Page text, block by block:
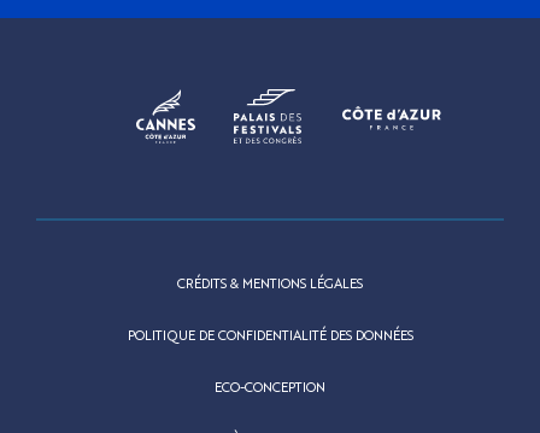
CRÉDITS & MENTIONS LÉGALES
POLITIQUE DE CONFIDENTIALITÉ DES DONNÉES
ECO-CONCEPTION